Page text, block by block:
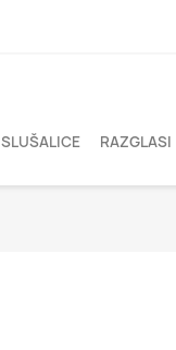
SLUŠALICE RAZGLASI